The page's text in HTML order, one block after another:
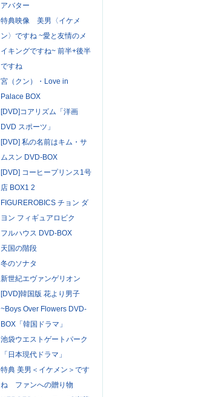
アバター
特典映像 美男〈イケメ
ン〉ですね ~愛と友情のメ
イキングですね~ 前半+後半
ですね
宮（クン）・Love in
Palace BOX
[DVD]コアリズム「洋画
DVD スポーツ」
[DVD] 私の名前はキム・サ
ムスン DVD-BOX
[DVD] コーヒープリンス1号
店 BOX1 2
FIGUREROBICS チョン ダ
ヨン フィギュアロビク
フルハウス DVD-BOX
天国の階段
冬のソナタ
新世紀エヴァンゲリオン
[DVD]韓国版 花より男子
~Boys Over Flowers DVD-
BOX「韓国ドラマ」
池袋ウエストゲートパーク
「日本現代ドラマ」
特典 美男＜イケメン＞です
ね ファンへの贈り物